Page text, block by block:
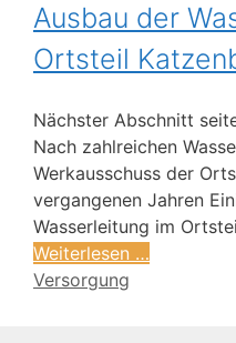
Ausbau der
Ortsteil
Nächster Abschnitt
Nach zahlreichen
Werkausschuss der
vergangenen Jahren
Wasserleitung im
Weiterlesen …
Versorgung